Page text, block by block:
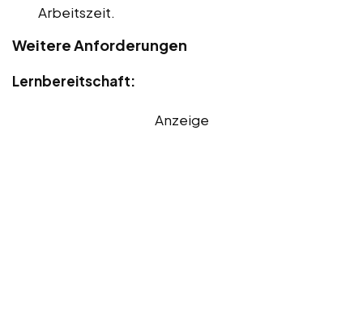
Arbeitszeit.
Weitere Anforderungen
Lernbereitschaft:
Anzeige